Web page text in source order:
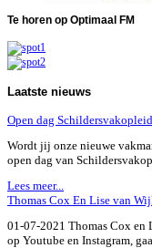
Te horen op Optimaal FM
Laatste nieuws
Open dag
Wordt jij onze nieuwe
open dag van
Lees meer...
Thomas Cox En Lise van
01-07-2021 Thomas Cox en
op Youtube en Instagram,